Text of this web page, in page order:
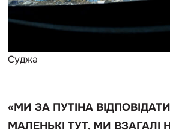
Суджа
«МИ ЗА ПУТІНА
МАЛЕНЬКІ ТУТ. МИ ВЗАГАЛІ